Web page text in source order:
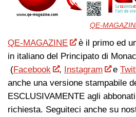
QE-
QE-MAGAZINE
è il primo ed
in italiano del Principato di
(Facebook , Instagram e
anche una versione stampabile
ESCLUSIVAMENTE agli
richiesta. Seguiteci anche su